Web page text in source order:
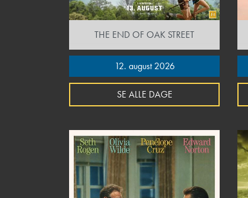
THE END OF OAK STREET
12. august 2026
SE ALLE DAGE